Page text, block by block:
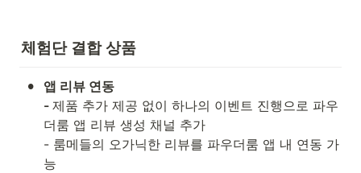
체험단 결합 상품
•
앱 리뷰 연동
- 제품 추가 제공 없이 하나의 이벤트 진행으로 파우
더룸 앱 리뷰 생성 채널 추가
- 룸메들의 오가닉한 리뷰를 파우더룸 앱 내 연동 가
능